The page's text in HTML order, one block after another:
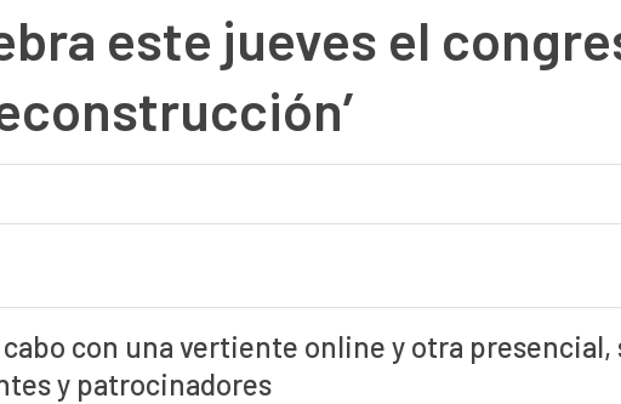
este jueves el
cabo con una vertiente online y otra presencial,
y patrocinadores